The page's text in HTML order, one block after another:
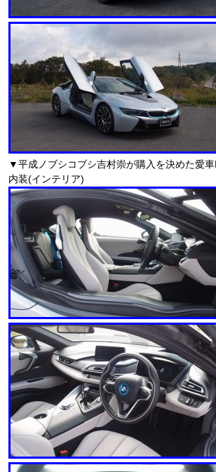
▼平成ノブシコブシ吉村崇が購入を決めた愛
内装(インテリア)